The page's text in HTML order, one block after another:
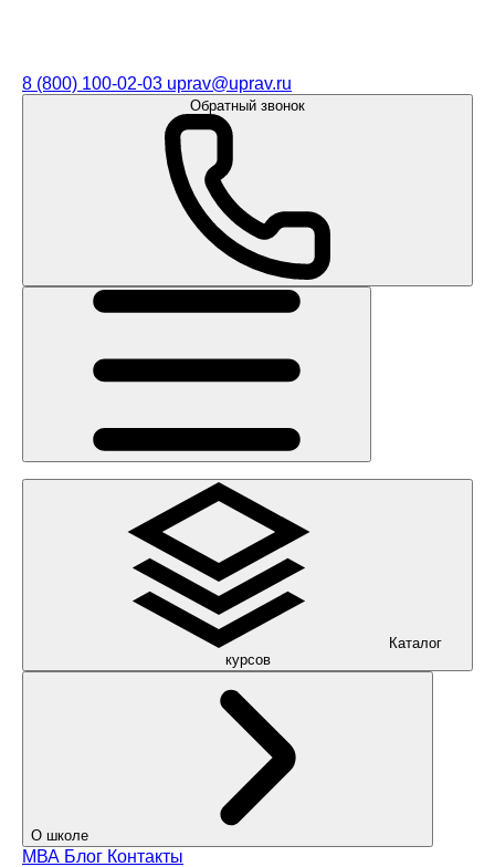
8 (800) 100-02-03 uprav@uprav.ru
Обратный звонок
Каталог
курсов
О школе
МВА Блог Контакты